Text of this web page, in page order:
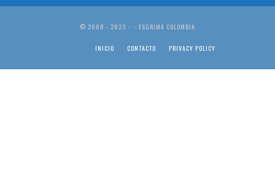
© 2008 - 2023 :: :: ESGRIMA COLOMBIA
INICIO CONTACTO PRIVACY POLICY